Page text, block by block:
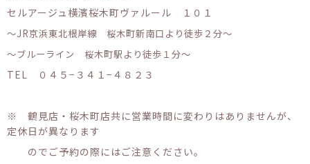
セルアージュ横濱桜木町ヴァルール １０１
〜JR京浜東北根岸線 桜木町新南口より徒歩２分〜
〜ブルーライン 桜木町駅より徒歩１分〜
TEL ０４５−３４１−４８２３
※ 鶴見店・桜木町店共に営業時間に変わりはありませんが、
定休日が異なります
のでご予約の際にはご注意ください。